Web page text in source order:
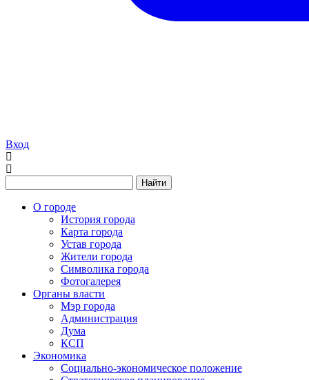
Вход
Найти
О городе
История города
Карта города
Устав города
Жители города
Символика города
Фотогалерея
Органы власти
Мэр города
Администрация
Дума
КСП
Экономика
Социально-экономическое положение